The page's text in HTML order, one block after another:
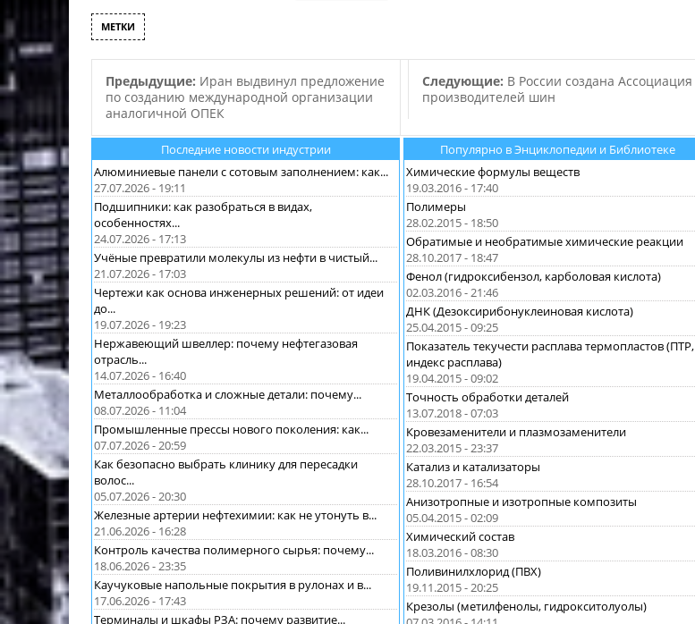
депутатов. Данный проект
намереваются представить
премьер-министру Японии
МЕТКИ
Предыдущие: Иран выдвинул предложение
по созданию международной организации
аналогичной ОПЕК
Следующие: В России создана Ассоциация
производителей шин
Последние новости индустрии
Алюминиевые панели с сотовым заполнением: как...
27.07.2026 - 19:11
Подшипники: как разобраться в видах,
особенностях...
24.07.2026 - 17:13
Учёные превратили молекулы из нефти в чистый...
21.07.2026 - 17:03
Чертежи как основа инженерных решений: от идеи
до...
19.07.2026 - 19:23
Нержавеющий швеллер: почему нефтегазовая
отрасль...
14.07.2026 - 16:40
Металлообработка и сложные детали: почему...
08.07.2026 - 11:04
Промышленные прессы нового поколения: как...
07.07.2026 - 20:59
Как безопасно выбрать клинику для пересадки
волос...
05.07.2026 - 20:30
Железные артерии нефтехимии: как не утонуть в...
21.06.2026 - 16:28
Контроль качества полимерного сырья: почему...
18.06.2026 - 23:35
Каучуковые напольные покрытия в рулонах и в...
17.06.2026 - 17:43
Терминалы и шкафы РЗА: почему развитие...
Популярно в Энциклопедии и Библиотеке
Химические формулы веществ
19.03.2016 - 17:40
Полимеры
28.02.2015 - 18:50
Обратимые и необратимые химические реакции
28.10.2017 - 18:47
Фенол (гидроксибензол, карболовая кислота)
02.03.2016 - 21:46
ДНК (Дезоксирибонуклеиновая кислота)
25.04.2015 - 09:25
Показатель текучести расплава термопластов (ПТР,
индекс расплава)
19.04.2015 - 09:02
Точность обработки деталей
13.07.2018 - 07:03
Кровезаменители и плазмозаменители
22.03.2015 - 23:37
Катализ и катализаторы
28.10.2017 - 16:54
Анизотропные и изотропные композиты
05.04.2015 - 02:09
Химический состав
18.03.2016 - 08:30
Поливинилхлорид (ПВХ)
19.11.2015 - 20:25
Крезолы (метилфенолы, гидрокситолуолы)